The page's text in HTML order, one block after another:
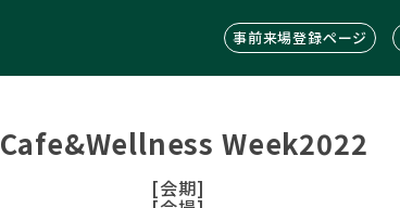
事前来場登録ページ
Cafe&Wellness Week2022
[会期]